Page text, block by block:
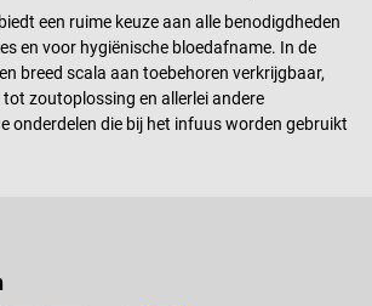
een ruime keuze aan alle benodigdheden
en voor hygiënische bloedafname. In de
breed scala aan toebehoren verkrijgbaar,
zoutoplossing en allerlei andere
onderdelen die bij het infuus worden gebruikt